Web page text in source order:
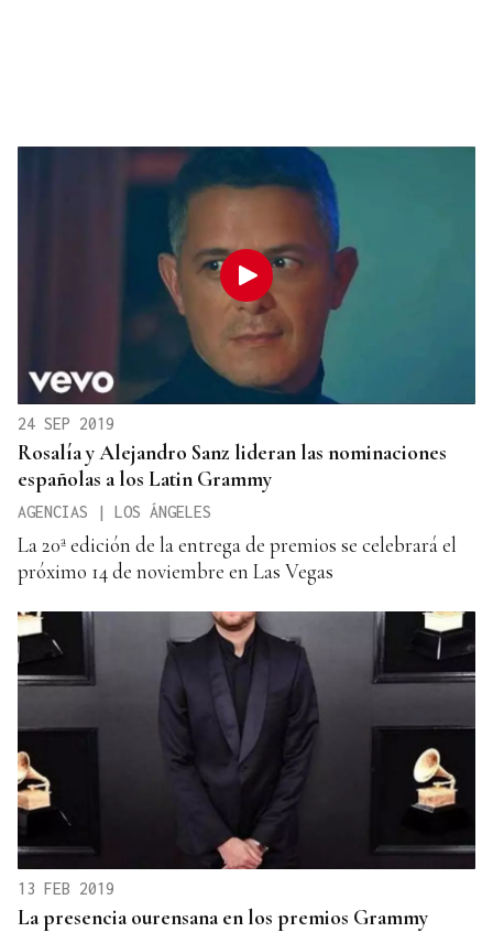
24 SEP 2019
Rosalía y Alejandro Sanz lideran las nominaciones
españolas a los Latin Grammy
AGENCIAS | LOS ÁNGELES
La 20ª edición de la entrega de premios se celebrará el
próximo 14 de noviembre en Las Vegas
13 FEB 2019
La presencia ourensana en los premios Grammy